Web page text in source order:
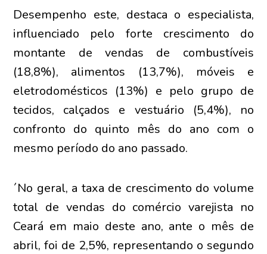
Desempenho este, destaca o especialista,
influenciado pelo forte crescimento do
montante de vendas de combustíveis
(18,8%), alimentos (13,7%), móveis e
eletrodomésticos (13%) e pelo grupo de
tecidos, calçados e vestuário (5,4%), no
confronto do quinto mês do ano com o
mesmo período do ano passado.
´No geral, a taxa de crescimento do volume
total de vendas do comércio varejista no
Ceará em maio deste ano, ante o mês de
abril, foi de 2,5%, representando o segundo